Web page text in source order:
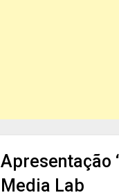
Apresentação
Media Lab